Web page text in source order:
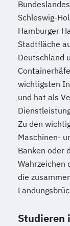
und
New
Sales
Schleswig-
Hamburger
Stadtfläche
Deutschland
wichtigsten
und hat als
Zu den
Maschinen-
Banken oder
Wahrzeichen
die
Studieren